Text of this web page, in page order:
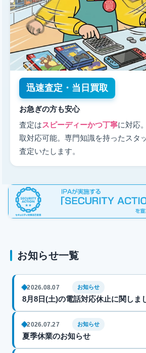
迅速査定・当日買取
お急ぎの方も安心
査定はスピーディーかつ丁寧に対応。
取対応可能。専門知識を持ったスタ
査定いたします。
お知らせ一覧
2026.08.07 お知らせ
8月8日(土)の電話対応休止に関しま
2026.07.27 お知らせ
夏季休業のお知らせ